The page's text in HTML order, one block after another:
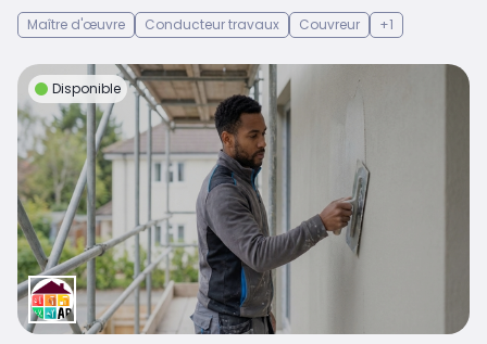
Maître d'œuvre
Conducteur travaux Couvreur +1
Disponible